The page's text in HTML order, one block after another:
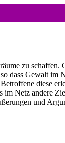
zu schaffen.
dass Gewalt im
diese
im Netz andere
und